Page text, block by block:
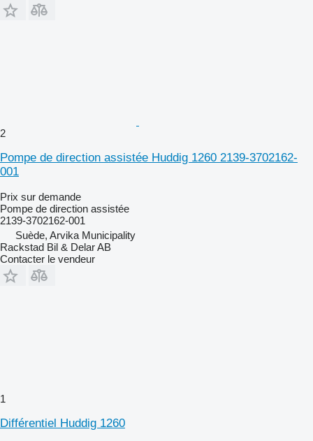
2
Pompe de direction assistée Huddig 1260 2139-3702162-
001
Prix sur demande
Pompe de direction assistée
2139-3702162-001
Suède, Arvika Municipality
Rackstad Bil & Delar AB
Contacter le vendeur
1
Différentiel Huddig 1260